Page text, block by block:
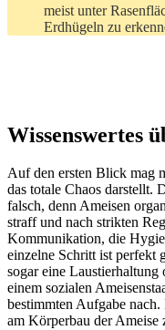
meist unter
Erdhügeln zu
Wissenswertes
Auf den ersten Blick mag
das totale Chaos darstellt.
falsch, denn Ameisen
straff und nach strikten
Kommunikation, die
einzelne Schritt ist perfekt
sogar eine Laustierhaltung
einem sozialen
bestimmten Aufgabe
am Körperbau der Ameise